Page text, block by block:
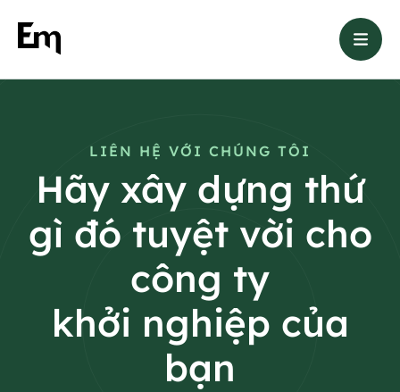
LIÊN HỆ VỚI CHÚNG TÔI
Hãy xây dựng thứ
gì đó tuyệt vời cho
công ty
khởi nghiệp của
bạn